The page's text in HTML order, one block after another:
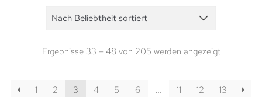
Ergebnisse 33 – 48 von 205 werden angezeigt
1 2 3 4 5 6 … 11 12 13